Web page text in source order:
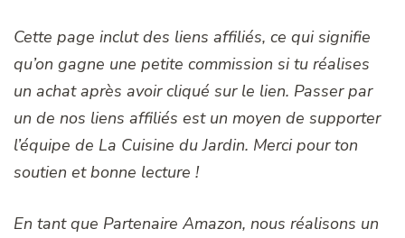
Cette page inclut des liens affiliés, ce qui signifie
qu’on gagne une petite commission si tu réalises
un achat après avoir cliqué sur le lien. Passer par
un de nos liens affiliés est un moyen de supporter
l’équipe de La Cuisine du Jardin. Merci pour ton
soutien et bonne lecture !
En tant que Partenaire Amazon, nous réalisons un